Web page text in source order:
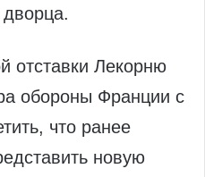
отставки Лекорню
обороны Франции с
что ранее
новую